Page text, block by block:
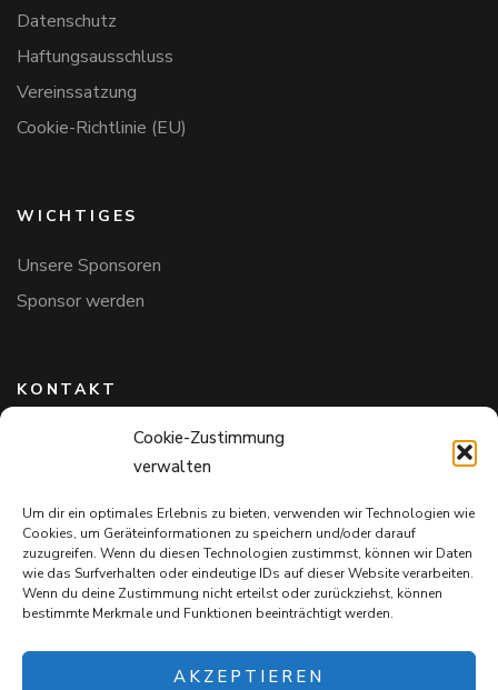
Cookie-Zustimmung
verwalten
Um dir ein optimales Erlebnis zu bieten, verwenden wir Technologien wie
Cookies, um Geräteinformationen zu speichern und/oder darauf
zuzugreifen. Wenn du diesen Technologien zustimmst, können wir Daten
wie das Surfverhalten oder eindeutige IDs auf dieser Website verarbeiten.
Wenn du deine Zustimmung nicht erteilst oder zurückziehst, können
bestimmte Merkmale und Funktionen beeinträchtigt werden.
AKZEPTIEREN
Datenschutz
Haftungsausschluss
Vereinssatzung
Cookie-Richtlinie (EU)
WICHTIGES
Unsere Sponsoren
Sponsor werden
KONTAKT
Hundefreunde in Bayern e.V.
Markus Willi Ebert
97711 Maßbach
+49 172 85 64 937
Hundefreundeinbayern@web.de